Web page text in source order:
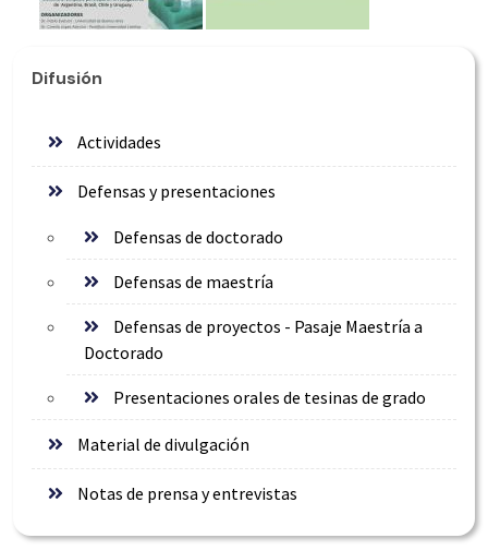
Difusión
Actividades
Defensas y presentaciones
Defensas de doctorado
Defensas de maestría
Defensas de proyectos - Pasaje Maestría a
Doctorado
Presentaciones orales de tesinas de grado
Material de divulgación
Notas de prensa y entrevistas